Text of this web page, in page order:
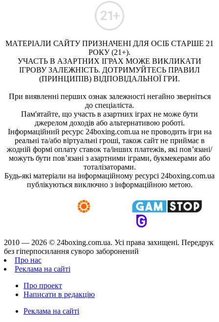
МАТЕРІАЛИ САЙТУ ПРИЗНАЧЕНІ ДЛЯ ОСІБ СТАРШЕ 21
РОКУ (21+).
УЧАСТЬ В АЗАРТНИХ ІГРАХ МОЖЕ ВИКЛИКАТИ
ІГРОВУ ЗАЛЕЖНІСТЬ. ДОТРИМУЙТЕСЬ ПРАВИЛ
(ПРИНЦИПІВ) ВІДПОВІДАЛЬНОЇ ГРИ.
При виявленні перших ознак залежності негайно зверніться
до спеціаліста.
Пам'ятайте, що участь в азартних іграх не може бути
джерелом доходів або альтернативою роботі.
Інформаційний ресурс 24boxing.com.ua не проводить ігри на
реальні та/або віртуальні гроші, також сайт не приймає в
жодній формі оплату ставок та/інших платежів, які пов’язані/
можуть бути пов’язані з азартними іграми, букмекерами або
тоталізаторами.
Будь-які матеріали на інформаційному ресурсі 24boxing.com.ua
публікуються виключно з інформаційною метою.
2010 — 2026 © 24boxing.com.ua. Усi права захищенi. Передрук
без гіперпосилання суворо заборонений
Про нас
Реклама на сайті
Про проект
Написати в редакцію
Реклама на сайті